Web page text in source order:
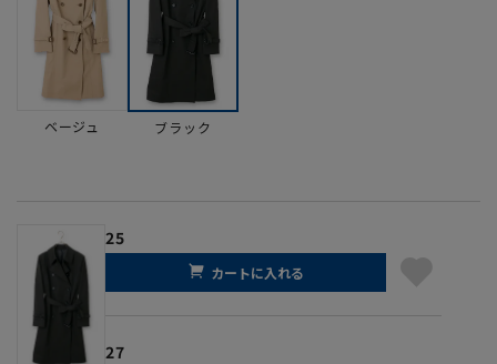
ベージュ ブラック
25
カートに入れる
27